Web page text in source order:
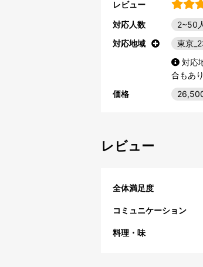
レビュー
対応人数
2~50
対応地域
東京
対応
合もあ
価格
レビュー
全体満足度
コミュニケーション
料理・味